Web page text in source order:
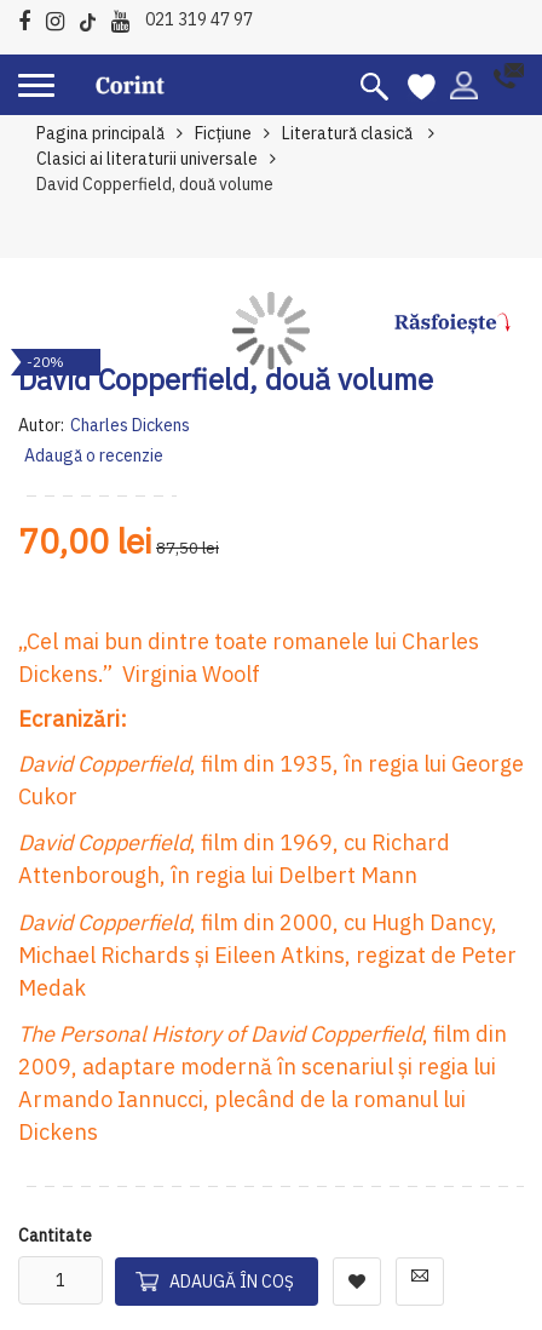
021 319 47 97
Pagina principală Ficțiune
Literatură clasică
Clasici ai literaturii universale
David Copperfield, două volume
David Copperfield, două volume
Autor: Charles Dickens
Adaugă o recenzie
70,00 lei 87,50 lei
„Cel mai bun dintre toate romanele lui Charles
Dickens.” Virginia Woolf
Ecranizări:
David Copperfield, film din 1935, în regia lui George
Cukor
David Copperfield, film din 1969, cu Richard
Attenborough, în regia lui Delbert Mann
David Copperfield, film din 2000, cu Hugh Dancy,
Michael Richards și Eileen Atkins, regizat de Peter
Medak
The Personal History of David Copperfield, film din
2009, adaptare modernă în scenariul și regia lui
Armando Iannucci, plecând de la romanul lui
Dickens
Cantitate
ADAUGĂ ÎN COȘ
to
the
end
of
the
images
-20%